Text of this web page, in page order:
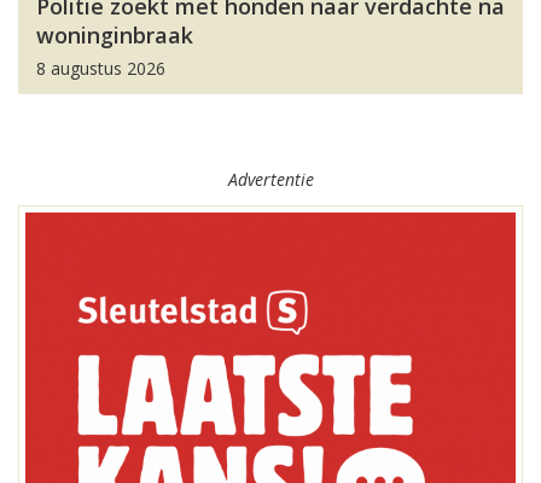
Politie zoekt met honden naar verdachte na
woninginbraak
8 augustus 2026
Advertentie